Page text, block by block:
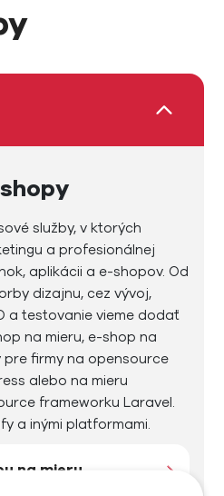
služby, v ktorých
a profesionálnej
aplikácii a e-shopov. Od
dizajnu, cez vývoj,
a testovanie vieme dodať
na mieru, e-shop na
firmy na opensource
alebo na mieru
frameworku Laravel.
a inými platformami.
na mieru